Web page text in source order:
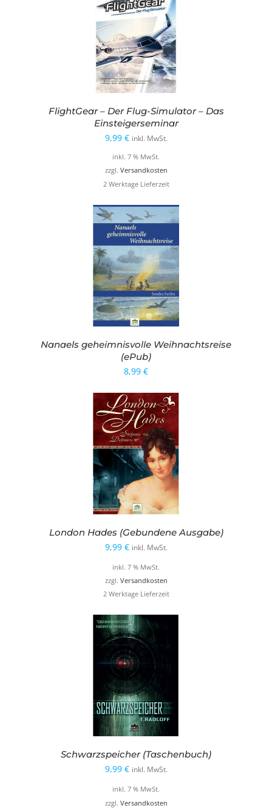
FlightGear – Der Flug-Simulator – Das
Einsteigerseminar
9,99 € inkl. MwSt.
inkl. 7 % MwSt.
zzgl. Versandkosten
2 Werktage Lieferzeit
Nanaels geheimnisvolle Weihnachtsreise
(ePub)
8,99 €
London Hades (Gebundene Ausgabe)
9,99 € inkl. MwSt.
inkl. 7 % MwSt.
zzgl. Versandkosten
2 Werktage Lieferzeit
Schwarzspeicher (Taschenbuch)
9,99 € inkl. MwSt.
inkl. 7 % MwSt.
zzgl. Versandkosten